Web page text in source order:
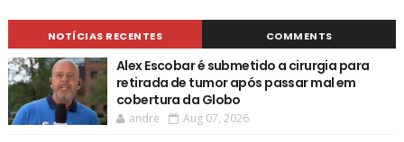
NOTÍCIAS RECENTES COMMENTS
Alex Escobar é submetido a cirurgia para
retirada de tumor após passar mal em
cobertura da Globo
andre Aug 07, 2026